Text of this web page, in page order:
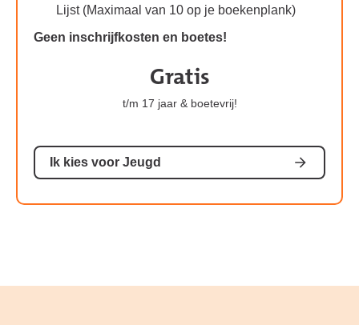
Lijst (Maximaal van 10 op je boekenplank)
Geen inschrijfkosten en boetes!
Kosten
van
abonnement:
Gratis
t/m 17 jaar & boetevrij!
Ik kies voor Jeugd